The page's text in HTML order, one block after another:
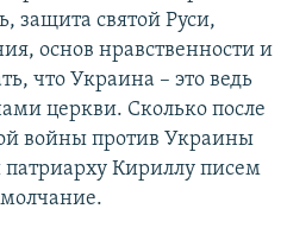
защита святой Руси,
основ нравственности и
что Украина – это ведь
церкви. Сколько после
войны против Украины
Кириллу писем
молчание.